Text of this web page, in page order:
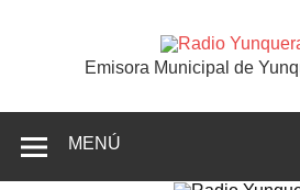
Emisora Municipal de
MENÚ